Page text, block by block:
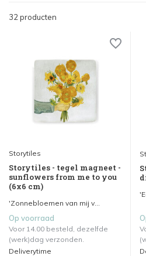
32 producten
Storytiles
Storytiles - tegel magneet -
sunflowers from me to you
(6x6 cm)
'Zonnebloemen van mij v...
Op voorraad
Voor 14.00 besteld, dezelfde
(werk)dag verzonden.
Deliverytime